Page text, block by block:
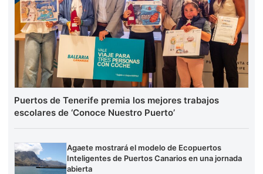
Puertos de Tenerife premia los mejores trabajos
escolares de ‘Conoce Nuestro Puerto’
Agaete mostrará el modelo de Ecopuertos
Inteligentes de Puertos Canarios en una jornada
abierta